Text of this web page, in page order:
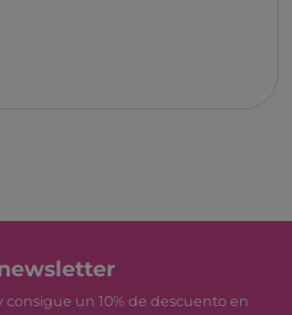
consigue un 10% de descuento en